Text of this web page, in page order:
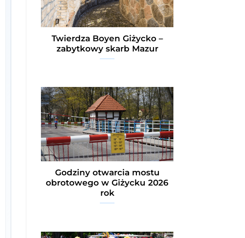
Twierdza Boyen Giżycko –
zabytkowy skarb Mazur
Godziny otwarcia mostu
obrotowego w Giżycku 2026
rok